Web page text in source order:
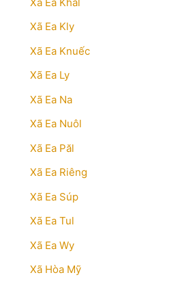
Xã Ea Kly
Xã Ea Knuếc
Xã Ea Ly
Xã Ea Na
Xã Ea Nuôl
Xã Ea Păl
Xã Ea Riêng
Xã Ea Súp
Xã Ea Tul
Xã Ea Wy
Xã Hòa Mỹ